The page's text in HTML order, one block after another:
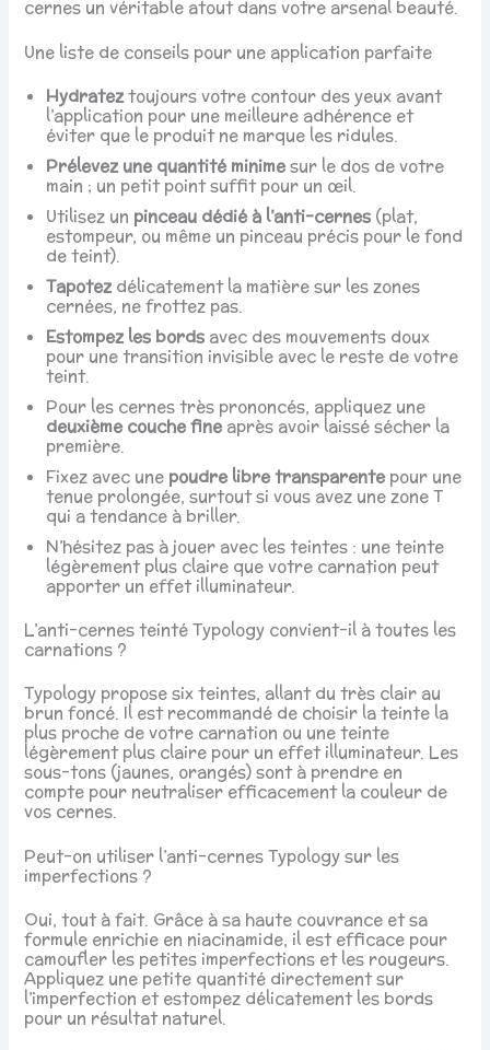
cernes un véritable atout dans votre arsenal beauté.
Une liste de conseils pour une application parfaite
Hydrateztoujours votre contour des yeux avant
l’application pour une meilleure adhérence et
éviter que le produit ne marque les ridules.
Prélevez une quantité minimesur le dos de votre
main ; un petit point suffit pour un œil.
Utilisez un pinceau dédié à l’anti-cernes (plat,
estompeur, ou même un pinceau précis pour le fond
de teint).
Tapotez délicatement la matière sur les zones
cernées, ne frottez pas.
Estompez les bords avec des mouvements doux
pour une transition invisible avec le reste de votre
teint.
Pour les cernes très prononcés, appliquez une
deuxième couche fineaprès avoir laissé sécher la
première.
Fixez avec une poudre libre transparentepour une
tenue prolongée, surtout si vous avez une zone T
qui a tendance à briller.
N’hésitez pas à jouer avec les teintes : une teinte
légèrement plus claire que votre carnation peut
apporter un effet illuminateur.
L’anti-cernes teinté Typology convient-il à toutes les
carnations ?
Typology propose six teintes, allant du très clair au
brun foncé. Il est recommandé de choisir la teinte la
plus proche de votre carnation ou une teinte
légèrement plus claire pour un effet illuminateur. Les
sous-tons (jaunes, orangés) sont à prendre en
compte pour neutraliser efficacement la couleur de
vos cernes.
Peut-on utiliser l’anti-cernes Typology sur les
imperfections ?
Oui, tout à fait. Grâce à sa haute couvrance et sa
formule enrichie en niacinamide, il est efficace pour
camoufler les petites imperfections et les rougeurs.
Appliquez une petite quantité directement sur
l’imperfection et estompez délicatement les bords
pour un résultat naturel.